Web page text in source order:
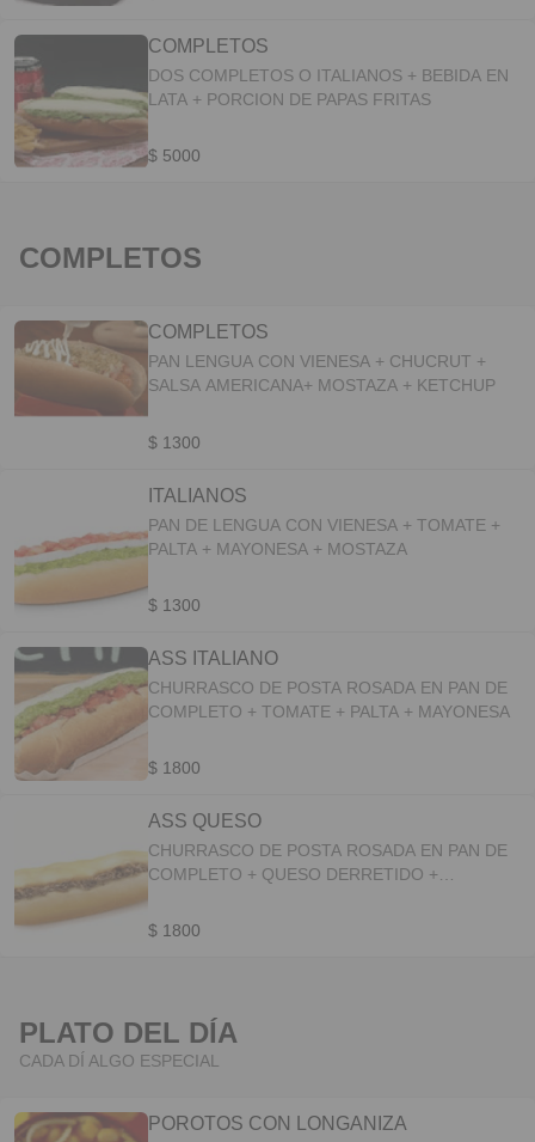
COMPLETOS
DOS COMPLETOS O ITALIANOS + BEBIDA EN
LATA + PORCION DE PAPAS FRITAS
$ 5000
COMPLETOS
COMPLETOS
PAN LENGUA CON VIENESA + CHUCRUT +
SALSA AMERICANA+ MOSTAZA + KETCHUP
$ 1300
ITALIANOS
PAN DE LENGUA CON VIENESA + TOMATE +
PALTA + MAYONESA + MOSTAZA
$ 1300
ASS ITALIANO
CHURRASCO DE POSTA ROSADA EN PAN DE
COMPLETO + TOMATE + PALTA + MAYONESA
$ 1800
ASS QUESO
CHURRASCO DE POSTA ROSADA EN PAN DE
COMPLETO + QUESO DERRETIDO +
$ 1800
PLATO DEL DÍA
CADA DÍ ALGO ESPECIAL
POROTOS CON LONGANIZA